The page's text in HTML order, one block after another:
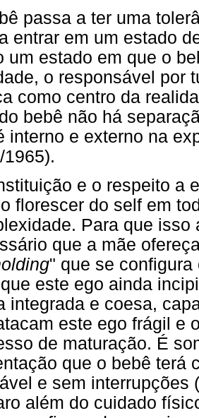
passa a ter uma
entrar em um estado
um estado em que o
o responsável por
como centro da
bebê não há
interno e externo na
1965).
e o respeito a
florescer do self em
Para que
que a mãe
" que se
este ego ainda
integrada e coesa,
este ego frágil e
de maturação. É
que o bebê terá
e sem interrupções
além do cuidado